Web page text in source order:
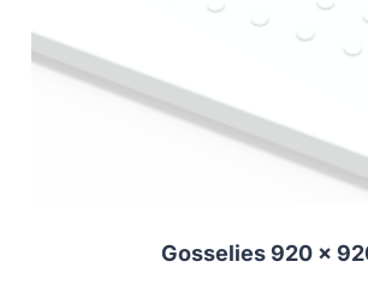
Gosselies 920 x